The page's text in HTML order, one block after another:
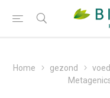
Home gezond